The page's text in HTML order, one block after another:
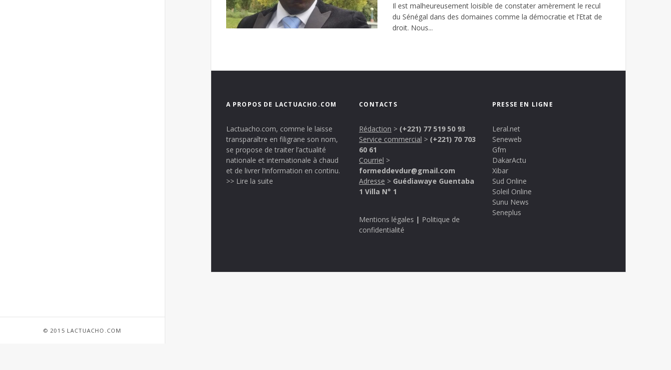
© 2015 LACTUACHO.COM
Il est malheureusement loisible de constater amèrement le recul
du Sénégal dans des domaines comme la démocratie et l’Etat de
droit. Nous...
A PROPOS DE LACTUACHO.COM
Lactuacho.com, comme le laisse
transparaître en filigrane son nom,
se propose de traiter l’actualité
nationale et internationale à chaud
et de livrer l’information en continu.
>> Lire la suite
CONTACTS
Rédaction > (+221) 77 519 50 93
Service commercial > (+221) 70 703
60 61
Courriel >
formeddevdur@gmail.com
Adresse > Guédiawaye Guentaba
1 Villa N° 1
Mentions légales | Politique de
confidentialité
PRESSE EN LIGNE
Leral.net
Seneweb
Gfm
DakarActu
Xibar
Sud Online
Soleil Online
Sunu News
Seneplus